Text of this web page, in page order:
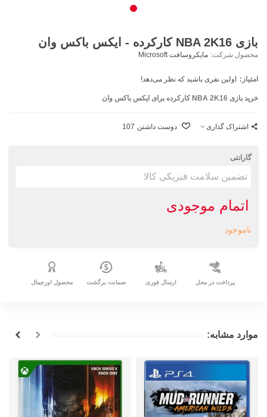
بازی NBA 2K16 کارکرده - ایکس باکس وان
محصول شرکت: مایکروسافت Microsoft
امتیاز: اولین نفری باشید که نظر می‌دهد!
خرید بازی NBA 2K16 کارکرده برای ایکس باکس وان
اشتراک گذاری دوست داشتن 107
گارانتی
اتمام موجودی
ناموجود
پرداخت در محل ارسال فوری ضمانت برگشت محصول اورجینال
موارد مشابه: